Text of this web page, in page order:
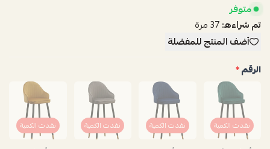
متوفر
تم شراءه:37مرة
أضف المنتج للمفضلة
الرقم*
نفدت الكمية نفدت الكمية نفدت الكمية نفدت الكمية